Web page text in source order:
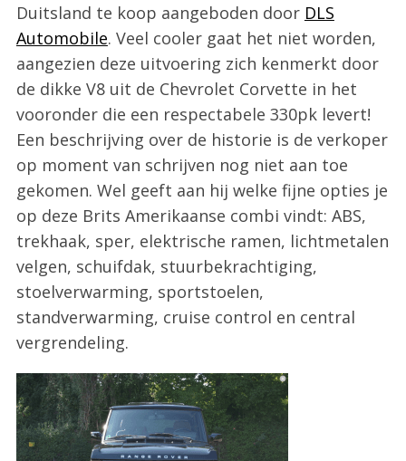
Duitsland te koop aangeboden door DLS
Automobile. Veel cooler gaat het niet worden,
aangezien deze uitvoering zich kenmerkt door
de dikke V8 uit de Chevrolet Corvette in het
vooronder die een respectabele 330pk levert!
Een beschrijving over de historie is de verkoper
op moment van schrijven nog niet aan toe
gekomen. Wel geeft aan hij welke fijne opties je
op deze Brits Amerikaanse combi vindt: ABS,
trekhaak, sper, elektrische ramen, lichtmetalen
velgen, schuifdak, stuurbekrachtiging,
stoelverwarming, sportstoelen,
standverwarming, cruise control en central
vergrendeling.
S
e
a
c
h
f
r
: